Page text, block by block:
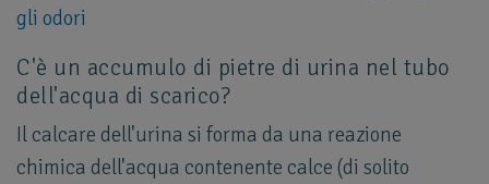
gli odori
C'è un accumulo di pietre di urina nel tubo
dell'acqua di scarico?
Il calcare dell'urina si forma da una reazione
chimica dell'acqua contenente calce (di solito